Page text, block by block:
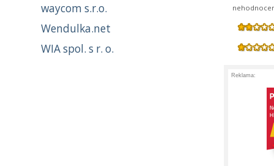
waycom s.r.o.
Wendulka.net
WIA spol. s r. o.
Reklama: